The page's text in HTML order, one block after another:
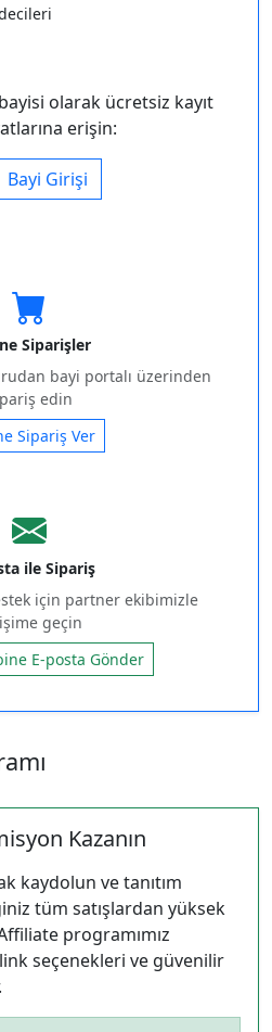
olarak ücretsiz kayıt
erişin:
Bayi Girişi
Siparişler
bayi portalı üzerinden
edin
Sipariş Ver
ile Sipariş
için partner ekibimizle
geçin
E‑posta Gönder
Kazanın
kaydolun ve tanıtım
tüm satışlardan yüksek
programımız
seçenekleri ve güvenilir